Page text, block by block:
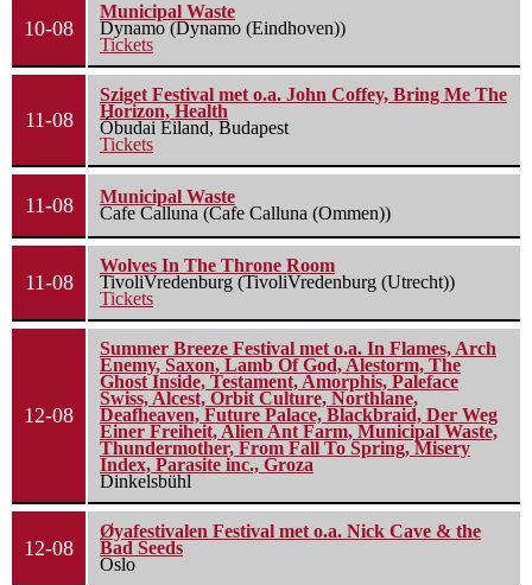
10-08
Municipal Waste
Dynamo (Dynamo (Eindhoven))
Tickets
11-08
Sziget Festival met o.a. John Coffey, Bring Me The
Horizon, Health
Óbudai Eiland, Budapest
Tickets
11-08
Municipal Waste
Cafe Calluna (Cafe Calluna (Ommen))
11-08
Wolves In The Throne Room
TivoliVredenburg (TivoliVredenburg (Utrecht))
Tickets
12-08
Summer Breeze Festival met o.a. In Flames, Arch
Enemy, Saxon, Lamb Of God, Alestorm, The
Ghost Inside, Testament, Amorphis, Paleface
Swiss, Alcest, Orbit Culture, Northlane,
Deafheaven, Future Palace, Blackbraid, Der Weg
Einer Freiheit, Alien Ant Farm, Municipal Waste,
Thundermother, From Fall To Spring, Misery
Index, Parasite inc., Groza
Dinkelsbühl
12-08
Øyafestivalen Festival met o.a. Nick Cave & the
Bad Seeds
Oslo